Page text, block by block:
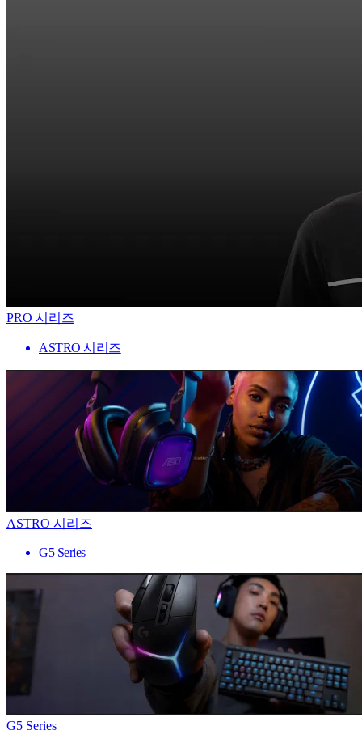
PRO 시리즈
ASTRO 시리즈
ASTRO 시리즈
G5 Series
G5 Series